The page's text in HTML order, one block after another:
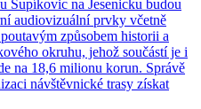
Supíkovic na Jesenicku budou
audiovizuální prvky včetně
způsobem historii a
okruhu, jehož součástí je i
na 18,6 milionu korun. Správě
návštěvnické trasy získat